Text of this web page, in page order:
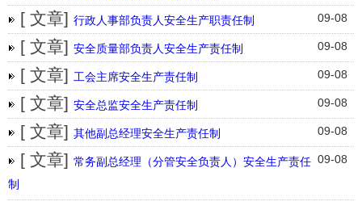
09-08
[ 文章] 行政人事部负责人安全生产职责任制
09-08
[ 文章] 安全质量部负责人安全生产责任制
09-08
[ 文章] 工会主席安全生产责任制
09-08
[ 文章] 安全总监安全生产责任制
09-08
[ 文章] 其他副总经理安全生产责任制
09-08
[ 文章] 常务副总经理（分管安全负责人）安全生产责任
制